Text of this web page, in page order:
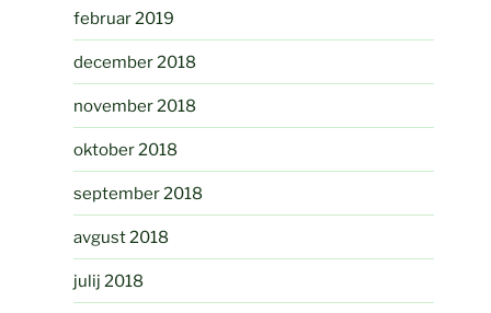
februar 2019
december 2018
november 2018
oktober 2018
september 2018
avgust 2018
julij 2018